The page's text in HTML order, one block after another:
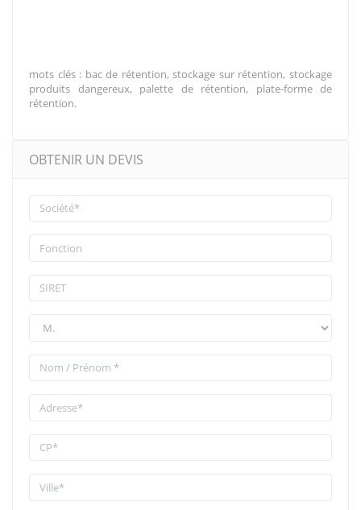
mots clés : bac de rétention, stockage sur rétention, stockage
produits dangereux, palette de rétention, plate-forme de
rétention.
OBTENIR UN DEVIS